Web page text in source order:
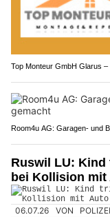
Top Monteur GmbH Glarus
Room4u AG: Garagen- und
Ruswil LU:
bei Kollision
06.07.26 VON